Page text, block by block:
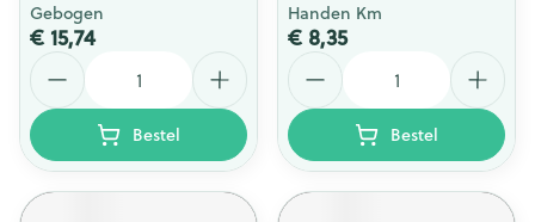
Gebogen
€ 15,74
Bestel
Handen Km
€ 8,35
Aantal
Bestel